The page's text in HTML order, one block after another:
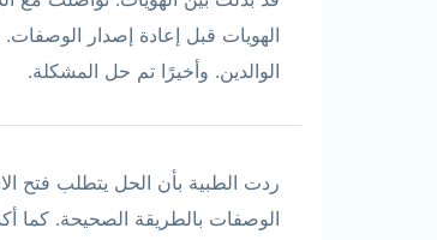
الهويات قبل إعادة إصدار
الوالدين. وأخيرًا تم حل المشكلة.
ردت الطبية بأن الحل يتطلب فتح
الوصفات بالطريقة الصحيحة. كما